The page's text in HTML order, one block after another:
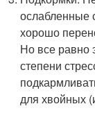
ослабленные
хорошо
Но все равно
степени
для хвойных